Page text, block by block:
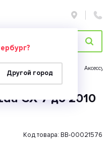
Другой город
CX-7 до 2010
Код товара: BB-00021576